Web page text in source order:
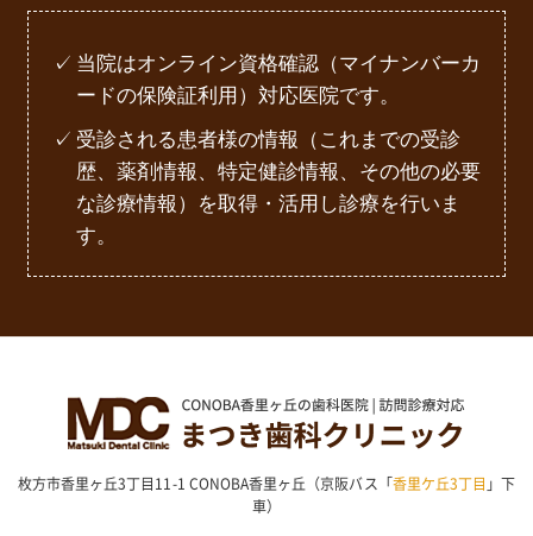
当院はオンライン資格確認（マイナンバーカ
ードの保険証利用）対応医院です。
受診される患者様の情報（これまでの受診
歴、薬剤情報、特定健診情報、その他の必要
な診療情報）を取得・活用し診療を行いま
す。
枚方市香里ヶ丘3丁目11-1 CONOBA香里ヶ丘（京阪バス「香里ケ丘3丁目 」下
車）